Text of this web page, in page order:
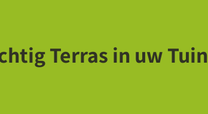
Terras in uw Tuin